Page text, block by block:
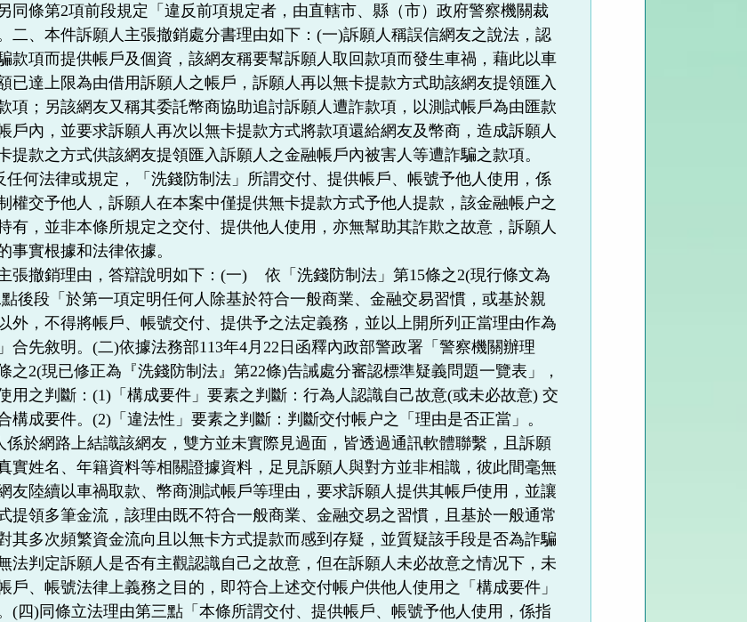
同條第2項前段規定「違反前項規定者，由直轄市、縣（市）政府警察機關裁
二、本件訴願人主張撤銷處分書理由如下：(一)訴願人稱誤信網友之說法，認
款項而提供帳戶及個資，該網友稱要幫訴願人取回款項而發生車禍，藉此以車
已達上限為由借用訴願人之帳戶，訴願人再以無卡提款方式助該網友提領匯入
項；另該網友又稱其委託幣商協助追討訴願人遭詐款項，以測試帳戶為由匯款
戶內，並要求訴願人再次以無卡提款方式將款項還給網友及幣商，造成訴願人
提款之方式供該網友提領匯入訴願人之金融帳戶內被害人等遭詐騙之款項。
任何法律或規定，「洗錢防制法」所謂交付、提供帳戶、帳號予他人使用，係
權交予他人，訴願人在本案中僅提供無卡提款方式予他人提款，該金融帳户之
有，並非本條所規定之交付、提供他人使用，亦無幫助其詐欺之故意，訴願人
事實根據和法律依據。
張撤銷理由，答辯說明如下：(一) 依「洗錢防制法」第15條之2(現行條文為
後段「於第一項定明任何人除基於符合一般商業、金融交易習慣，或基於親
外，不得將帳戶、帳號交付、提供予之法定義務，並以上開所列正當理由作為
合先敘明。(二)依據法務部113年4月22日函釋內政部警政署「警察機關辦理
之2(現已修正為『洗錢防制法』第22條)告誡處分審認標準疑義問題一覽表」，
用之判斷：(1)「構成要件」要素之判斷：行為人認識自己故意(或未必故意) 交
構成要件。(2)「違法性」要素之判斷：判斷交付帳户之「理由是否正當」。
係於網路上結識該網友，雙方並未實際見過面，皆透過通訊軟體聯繫，且訴願
實姓名、年籍資料等相關證據資料，足見訴願人與對方並非相識，彼此間毫無
友陸續以車禍取款、幣商測試帳戶等理由，要求訴願人提供其帳戶使用，並讓
提領多筆金流，該理由既不符合一般商業、金融交易之習慣，且基於一般通常
其多次頻繁資金流向且以無卡方式提款而感到存疑，並質疑該手段是否為詐騙
法判定訴願人是否有主觀認識自己之故意，但在訴願人未必故意之情况下，未
戶、帳號法律上義務之目的，即符合上述交付帳户供他人使用之「構成要件」
(四)同條立法理由第三點「本條所謂交付、提供帳戶、帳號予他人使用，係指